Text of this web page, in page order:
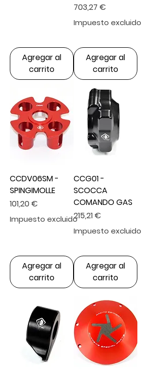
Agregar al
carrito
Precio
703,27 €
Impuesto excluido
Agregar al
carrito
CCDV06SM -
SPINGIMOLLE
Precio
101,20 €
Impuesto excluido
Agregar al
carrito
CCG01 -
SCOCCA
COMANDO GAS
Precio
215,21 €
Impuesto excluido
Agregar al
carrito